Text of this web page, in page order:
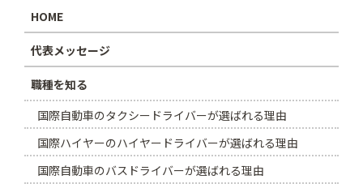
HOME
代表メッセージ
職種を知る
国際自動車のタクシードライバーが選ばれる理由
国際ハイヤーのハイヤードライバーが選ばれる理由
国際自動車のバスドライバーが選ばれる理由